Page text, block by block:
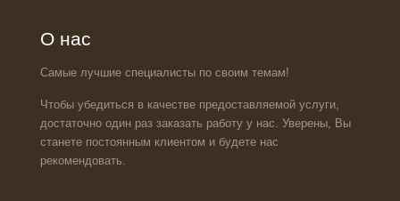
О нас
Самые лучшие специалисты по своим темам!
Чтобы убедиться в качестве предоставляемой услуги,
достаточно один раз заказать работу у нас. Уверены, Вы
станете постоянным клиентом и будете нас
рекомендовать.